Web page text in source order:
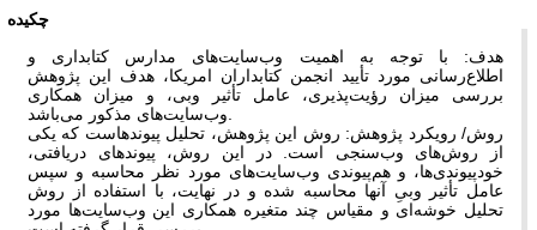
چکیده
هدف: با توجه به اهمیت وبسایت‌های مدارس کتابداری و
اطلاع‌رسانی مورد تأیید انجمن کتابداران امریکا، هدف این پژوهش
بررسی میزان رؤیت‌پذیری، عامل تأثیر وبی، و میزان همکاری
وب
روش/ رویکرد پژوهش: روش این پژوهش، تحلیل پیوندهاست که یکی
از روش‌های وب‌سنجی است. در این روش، پیوندهای دریافتی،
خودپیوندی‌ها، و همپیوندی وبسایت‌های مورد نظر محاسبه و سپس
عامل تأثیر وبیِ آنها محاسبه شده و در نهایت، با استفاده از روش
تحلیل خوشهای و مقیاس چند متغیره همکاری این وب‌سایت‌ها مورد